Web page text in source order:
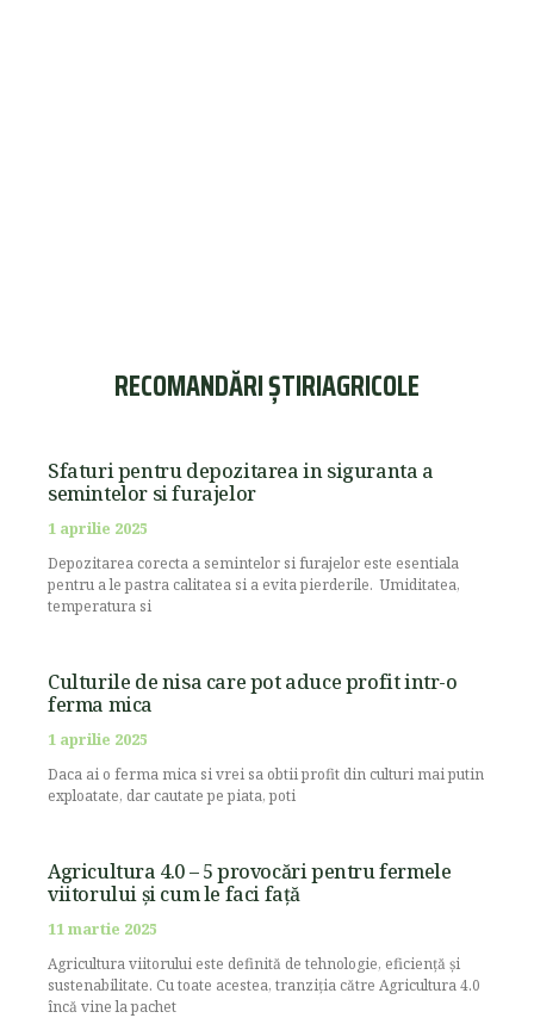
RECOMANDĂRI ȘTIRIAGRICOLE
Sfaturi pentru depozitarea in siguranta a
semintelor si furajelor
1 aprilie 2025
Depozitarea corecta a semintelor si furajelor este esentiala
pentru a le pastra calitatea si a evita pierderile. Umiditatea,
temperatura si
Culturile de nisa care pot aduce profit intr-o
ferma mica
1 aprilie 2025
Daca ai o ferma mica si vrei sa obtii profit din culturi mai putin
exploatate, dar cautate pe piata, poti
Agricultura 4.0 – 5 provocări pentru fermele
viitorului și cum le faci față
11 martie 2025
Agricultura viitorului este definită de tehnologie, eficiență și
sustenabilitate. Cu toate acestea, tranziția către Agricultura 4.0
încă vine la pachet